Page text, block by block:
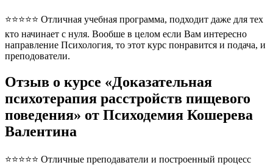
⭐⭐⭐⭐⭐ Отличная учебная программа, подходит даже для тех
кто начинает с нуля. Вообше в целом если Вам интересно
направление Психология, то этот курс понравится и подача, и
преподователи.
Отзыв о курсе «Доказательная
психотерапия расстройств пищевого
поведения» от Психодемия Кошерева
Валентина
⭐⭐⭐⭐⭐ Отличные преподаватели и построенный процесс